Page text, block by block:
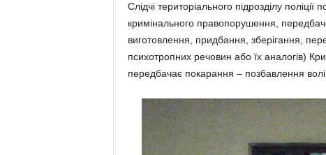
Слідчі територіального підрозділу
кримінального правопорушення,
виготовлення, придбання, зберігання,
психотропних речовин або їх аналогів)
передбачає покарання – позбавлення волі